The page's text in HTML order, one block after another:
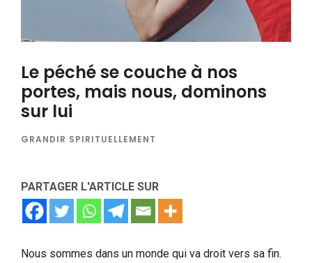
Le péché se couche à nos
portes, mais nous, dominons
sur lui
GRANDIR SPIRITUELLEMENT
PARTAGER L'ARTICLE SUR
Nous sommes dans un monde qui va droit vers sa fin.